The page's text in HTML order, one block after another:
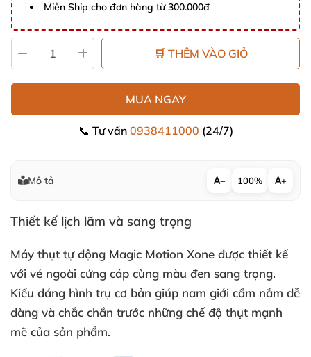
Miễn Ship cho đơn hàng từ 300.000đ
🛒 THÊM VÀO GIỎ
MUA NGAY
📞 Tư vấn 0938411000 (24/7)
Mô tả − 100% +
Thiết kế lịch lãm và sang trọng
Máy thụt tự động Magic Motion Xone được thiết kế
với vẻ ngoài cứng cáp cùng màu đen sang trọng.
Kiểu dáng hình trụ cơ bản giúp nam giới cầm nắm dễ
dàng và chắc chắn trước những chế độ thụt mạnh
mẽ của sản phẩm.